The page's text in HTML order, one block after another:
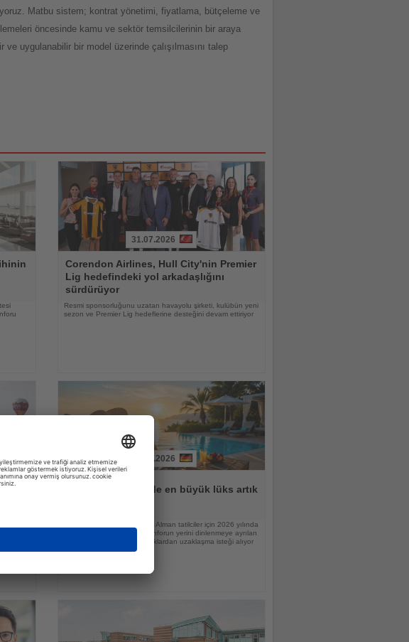
Matbu sistem; kontrat yönetimi, fiyatlama, bütçeleme ve
öncesinde kamu ve sektör temsilcilerinin bir araya
uygulanabilir bir model üzerinde çalışılmasını talep
Oku
31.07.2026
Corendon Airlines, Hull City'nin Premier
Lig hedefindeki yol arkadaşlığını
sürdürüyor
Resmi sponsorluğunu uzatan havayolu şirketi, kulübün yeni
sezon ve Premier Lig hedeflerine desteğini devam ettiriyor
Haberi
31.07.2026
Almanlar için tatilde en büyük lüks artık
YouGov araştırmasına göre Alman tatilciler için 2026 yılında
lüksün anlamı değişiyor; konforun yerini dinlenmeye ayrılan
zaman ve günlük sorumluluklardan uzaklaşma isteği alıyor